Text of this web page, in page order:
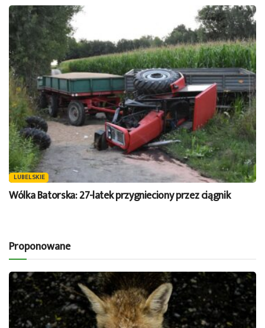
LUBELSKIE
Wólka Batorska: 27-latek przygnieciony przez ciągnik
Proponowane